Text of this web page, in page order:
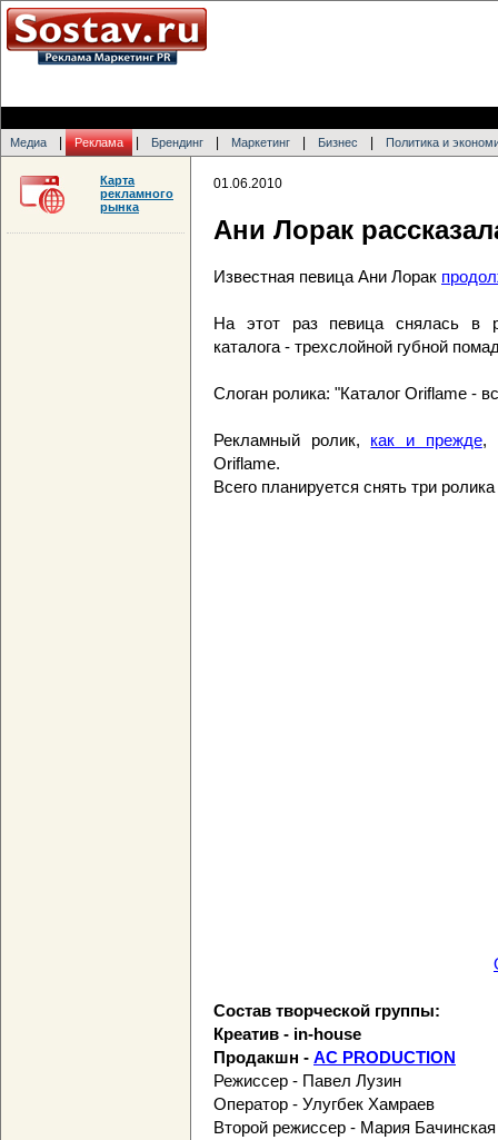
Медиа Реклама Брендинг Маркетинг Бизнес Политика и
01.06.2010
Ани Лорак
Известная певица Ани Лорак
На этот раз певица снялась в
каталога - трехслойной губной
Слоган ролика: "Каталог Oriflame -
Рекламный ролик, как и прежде,
Oriflame.
Всего планируется снять три
Состав творческой группы:
Креатив - in-house
Продакшн - AC PRODUCTION
Режиссер - Павел Лузин
Оператор - Улугбек Хамраев
Второй режиссер - Мария Бачинская
Карта
рекламного
рынка